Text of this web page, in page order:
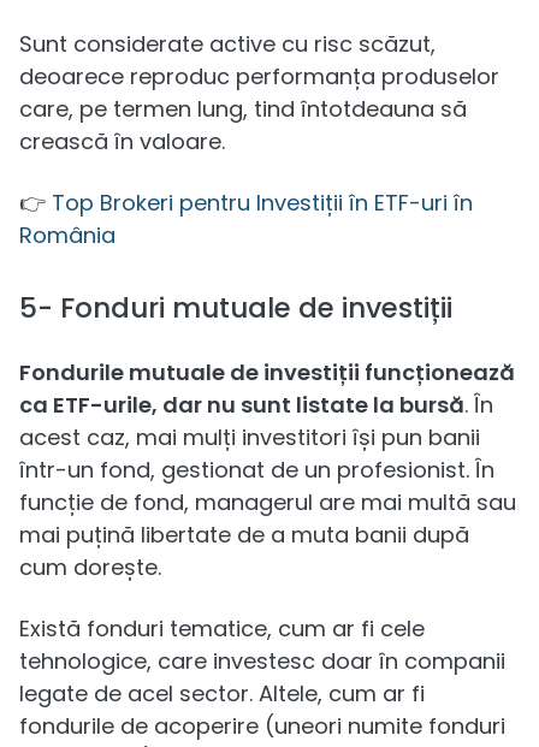
Sunt considerate active cu risc scăzut,
deoarece reproduc performanța produselor
care, pe termen lung, tind întotdeauna să
crească în valoare.
👉 Top Brokeri pentru Investiții în ETF-uri în
România
5- Fonduri mutuale de investiții
Fondurile mutuale de investiții funcționează
ca ETF-urile, dar nu sunt listate la bursă. În
acest caz, mai mulți investitori își pun banii
într-un fond, gestionat de un profesionist. În
funcție de fond, managerul are mai multă sau
mai puțină libertate de a muta banii după
cum dorește.
Există fonduri tematice, cum ar fi cele
tehnologice, care investesc doar în companii
legate de acel sector. Altele, cum ar fi
fondurile de acoperire (uneori numite fonduri